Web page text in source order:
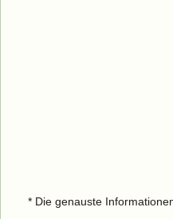
* Die genauste